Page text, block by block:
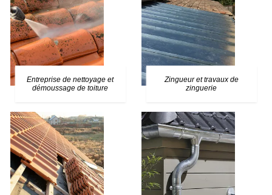
Entreprise de nettoyage et
démoussage de toiture
Zingueur et travaux de
zinguerie